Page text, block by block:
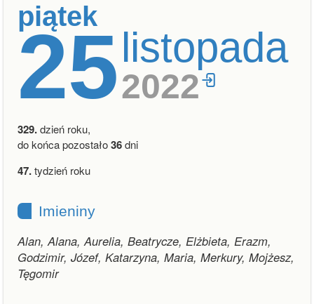
piątek
25listopada
2022
329.dzień roku,
do końca pozostało36dni
47.tydzień roku
Imieniny
Alan, Alana, Aurelia, Beatrycze, Elżbieta, Erazm,
Godzimir, Józef, Katarzyna, Maria, Merkury, Mojżesz,
Tęgomir